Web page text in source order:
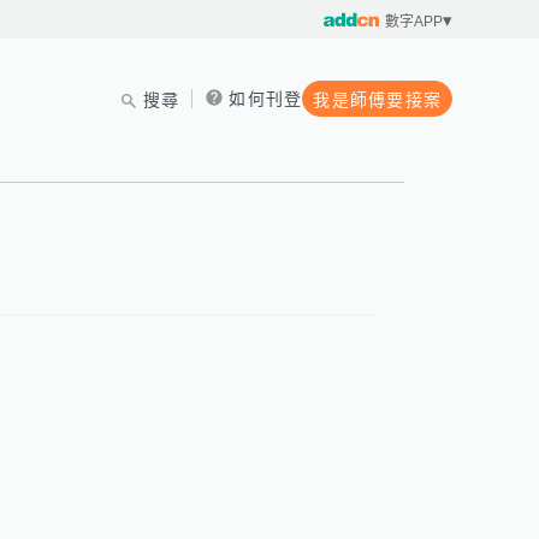
數字APP
搜尋 如何刊登 我是師傅要接案